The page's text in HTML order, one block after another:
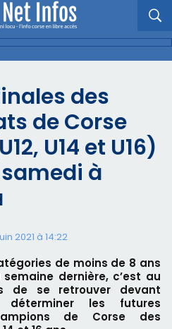
des
de Corse
U14 et U16)
à
2021 à 14:22
de moins de 8 ans
dernière, c’est au
de se retrouver devant
déterminer les futures
de Corse des